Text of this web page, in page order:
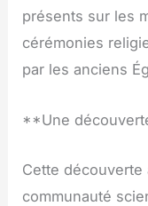
présents sur les
cérémonies
par les anciens
**Une
Cette découverte
communauté